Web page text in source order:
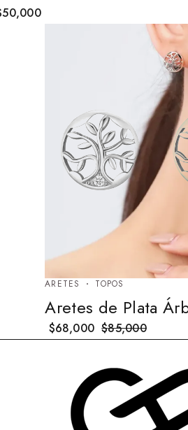
50,000
ARETES TOPOS
Aretes de Plata
$85,000
$68,000